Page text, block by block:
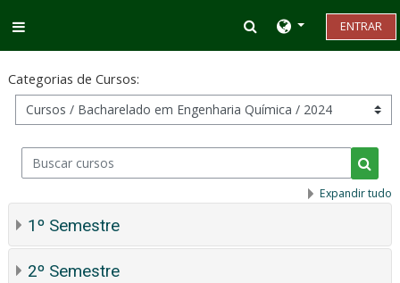
Alternar entrada
ENTRAR
Categorias de Cursos:
Buscar cursos
Expandir tudo
1º Semestre
2º Semestre